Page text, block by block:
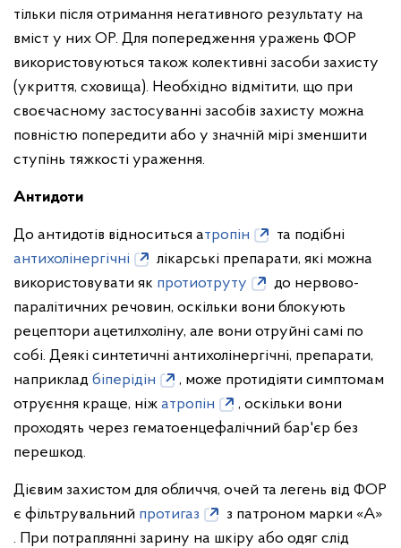
тільки після отримання негативного результату на
вміст у них ОР. Для попередження уражень ФОР
використовуються також колективні засоби захисту
(укриття, сховища). Необхідно відмітити, що при
своєчасному застосуванні засобів захисту можна
повністю попередити або у значній мірі зменшити
ступінь тяжкості ураження.
Антидоти
До антидотів відноситься атропін
та подібні
антихолінергічні
лікарські препарати, які можна
використовувати як протиотруту
до нервово-
паралітичних речовин, оскільки вони блокують
рецептори ацетилхоліну, але вони отруйні самі по
собі. Деякі синтетичні антихолінергічні, препарати,
наприклад біперідін
, може протидіяти симптомам
отруєння краще, ніж атропін
, оскільки вони
проходять через гематоенцефалічний бар'єр без
перешкод.
Дієвим захистом для обличчя, очей та легень від ФОР
є фільтрувальний протигаз
з патроном марки «А»
. При потраплянні зарину на шкіру або одяг слід